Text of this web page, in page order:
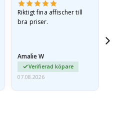
Riktigt fina affischer till
bra priser.
Amalie W
Verifierad köpare
07.08.2026